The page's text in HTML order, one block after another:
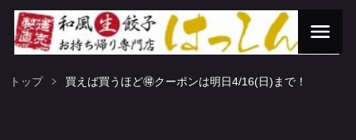
トップ 買えば買うほど🉐クーポンは明日4/16(日)まで！